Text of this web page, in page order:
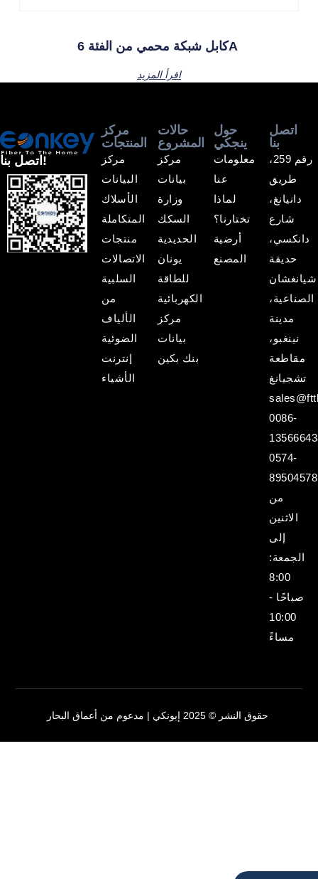
كابل شبكة محمي من الفئة 6A
اقرأ المزيد
مركز
المنتجات
مركز
البيانات
الأسلاك
المتكاملة
منتجات
الاتصالات
السلبية
من
الألياف
الضوئية
إنترنت
الأشياء
حالات
المشروع
مركز
بيانات
وزارة
السكك
الحديدية
يونان
للطاقة
الكهربائية
مركز
بيانات
بنك بكين
حول
ينجكي
معلومات
عنا
لماذا
تختارنا؟
أرضية
المصنع
اتصل
بنا
رقم 259،
طريق
دانيانغ،
شارع
دانكسي،
حديقة
شيانغشان
الصناعية،
مدينة
نينغبو،
مقاطعة
0086-
0574-
89504578
من
الاثنين
إلى
الجمعة:
8:00
صباحًا -
10:00
اتصل بنا!